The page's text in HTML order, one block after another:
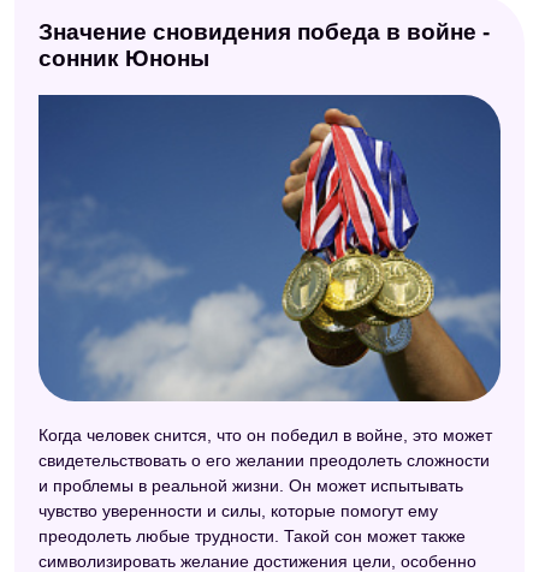
Большой сонник (Наталья Степанова)
Персидский сонник Тифлиси
Сонник Странника
Значение сновидения победа в войне -
сонник Юноны
Когда человек снится, что он победил в войне, это может
свидетельствовать о его желании преодолеть сложности
и проблемы в реальной жизни. Он может испытывать
чувство уверенности и силы, которые помогут ему
преодолеть любые трудности. Такой сон может также
символизировать желание достижения цели, особенно